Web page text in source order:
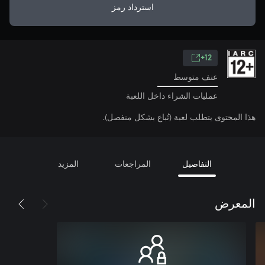
استرداد رمز
12+
عنف متوسط
عمليات الشراء داخل اللعبة
هذا المحتوى يتطلب لعبة (تُباع بشكل منفصل).
التفاصيل المراجعات المزيد
المعرض